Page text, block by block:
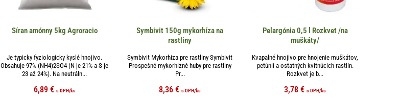
Síran amónny 5kg Agroracio
Je typicky fyziologicky kyslé hnojivo.
Obsahuje 97% (NH4)2SO4 (N je 21% a S je
23 až 24%). Na neutráln...
6,89 € s DPH/ks
Symbivit 150g mykorhíza na
rastliny
Symbivit Mykorhiza pre rastliny Symbivit
Prospešné mykorhizné huby pre rastliny
Pr...
8,36 € s DPH/ks
Pelargónia 0,5 l Rozkvet /na
muškáty/
Kvapalné hnojivo pre hnojenie muškátov,
petúnií a ostatných kvitnúcich rastlín.
Rozkvet je b...
3,78€ s DPH/ks